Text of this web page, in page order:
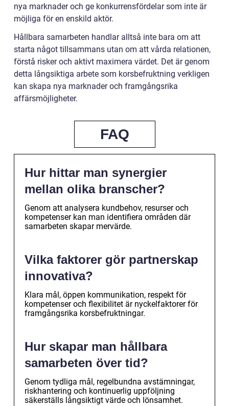
nya marknader och ge konkurrensfördelar som inte är
möjliga för en enskild aktör.
Hållbara samarbeten handlar alltså inte bara om att
starta något tillsammans utan om att vårda relationen,
förstå risker och aktivt maximera värdet. Det är genom
detta långsiktiga arbete som korsbefruktning verkligen
kan skapa nya marknader och framgångsrika
affärsmöjligheter.
FAQ
Hur hittar man synergier
mellan olika branscher?
Genom att analysera kundbehov, resurser och
kompetenser kan man identifiera områden där
samarbeten skapar mervärde.
Vilka faktorer gör partnerskap
innovativa?
Klara mål, öppen kommunikation, respekt för
kompetenser och flexibilitet är nyckelfaktorer för
framgångsrika korsbefruktningar.
Hur skapar man hållbara
samarbeten över tid?
Genom tydliga mål, regelbundna avstämningar,
riskhantering och kontinuerlig uppföljning
säkerställs långsiktigt värde och lönsamhet.